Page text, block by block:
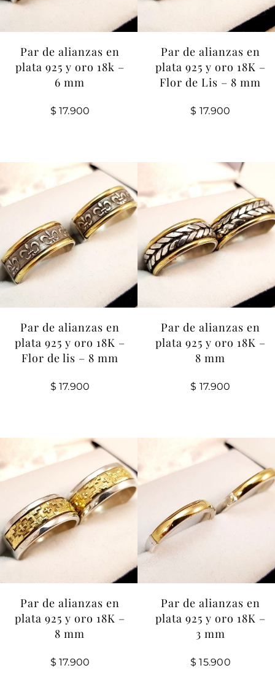
Par de alianzas en
plata 925 y oro 18k –
6 mm
$ 17.900
Par de alianzas en
plata 925 y oro 18K –
Flor de Lis – 8 mm
$ 17.900
Par de alianzas en
plata 925 y oro 18K –
Flor de lis – 8 mm
$ 17.900
Par de alianzas en
plata 925 y oro 18K –
8 mm
$ 17.900
Par de alianzas en
plata 925 y oro 18K –
8 mm
$ 17.900
Par de alianzas en
plata 925 y oro 18K –
3 mm
$ 15.900